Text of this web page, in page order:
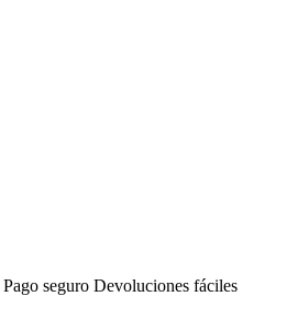
Pago seguro Devoluciones fáciles